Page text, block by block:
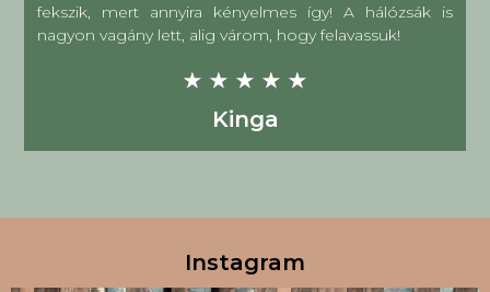
fekszik, mert annyira kényelmes így! A hálózsák is
nagyon vagány lett, alig várom, hogy felavassuk!
★ ★ ★ ★ ★
Kinga
Instagram